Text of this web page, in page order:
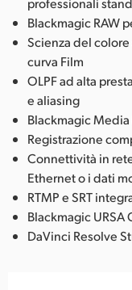
Blackmagic RAW
Scienza del
curva Film
OLPF ad alta
e aliasing
Blackmagic
Registrazione
Connettività in
Ethernet o i dati
RTMP e SRT
Blackmagic URSA
DaVinci Resolve